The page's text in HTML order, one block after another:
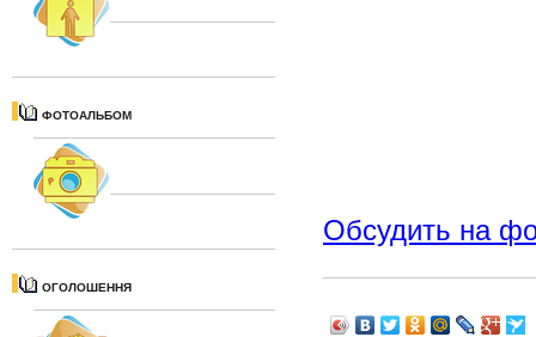
ФОТОАЛЬБОМ
ОГОЛОШЕННЯ
Обсудить на